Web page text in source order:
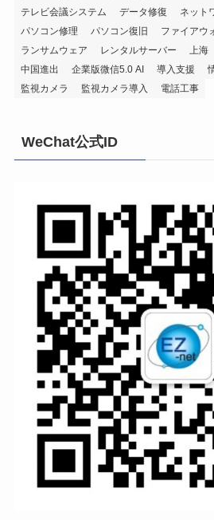
テレビ会議システム
データ修復 ネット
パソコン修理
パソコン復旧 ファイアウ
ランサムウェア
レンタルサーバー 上海
中国進出
企業版微信5.0 AI 導入支援
監視カメラ
監視カメラ導入 電話工事
WeChat公式ID